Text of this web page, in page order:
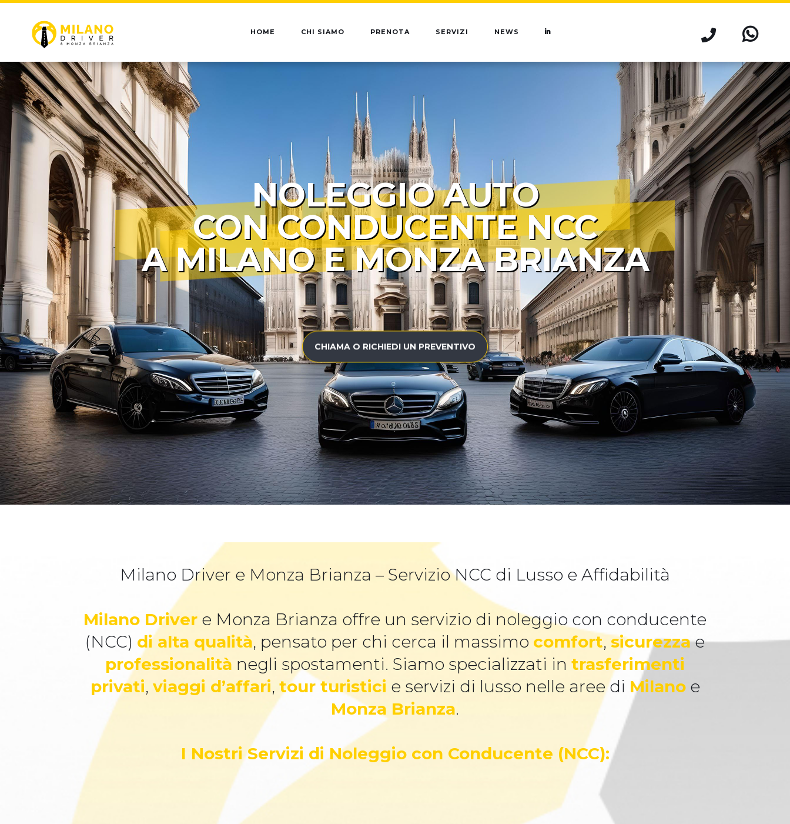
HOME CHI SIAMO PRENOTA SERVIZI NEWS
NOLEGGIO AUTO
CON CONDUCENTE NCC
A MILANO E MONZA BRIANZA
CHIAMA O RICHIEDI UN PREVENTIVO
Milano Driver e Monza Brianza – Servizio NCC di Lusso e Affidabilità
Milano Driver e Monza Brianza offre un servizio di noleggio con conducente
(NCC) di alta qualità, pensato per chi cerca il massimo comfort, sicurezzae
professionalità negli spostamenti. Siamo specializzati in trasferimenti
privati, viaggi d’affari, tour turistici e servizi di lusso nelle aree di Milanoe
Monza Brianza.
I Nostri Servizi di Noleggio con Conducente (NCC):